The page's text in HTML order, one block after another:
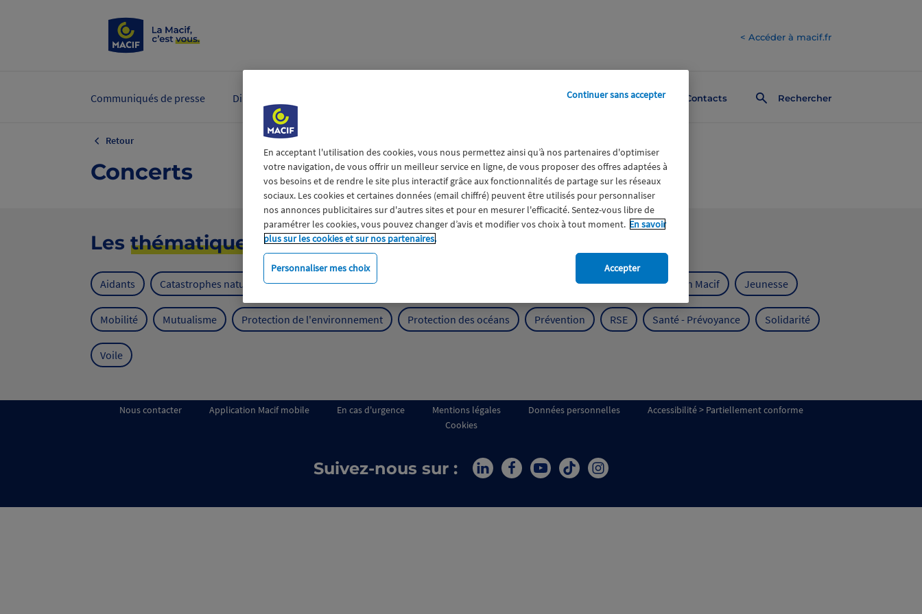
< Accéder à macif.fr
Contacts Rechercher
Communiqués de presse Dirigeants et experts
Retour
Concerts
Les thématiques
Aidants Catastrophes naturelles Climat Engagement Expérience clients Fondation Macif Jeunesse
Mobilité Mutualisme Protection de l'environnement Protection des océans Prévention RSE Santé - Prévoyance Solidarité
Voile
Nous contacter Application Macif mobile En cas d'urgence Mentions légales Données personnelles
Accessibilité > Partiellement conforme
Cookies
Suivez-nous sur :
En acceptant l'utilisation des cookies, vous nous permettez ainsi qu’à nos partenaires d'optimiser
votre navigation, de vous offrir un meilleur service en ligne, de vous proposer des offres adaptées à
vos besoins et de rendre le site plus interactif grâce aux fonctionnalités de partage sur les réseaux
sociaux. Les cookies et certaines données (email chiffré) peuvent être utilisés pour personnaliser
nos annonces publicitaires sur d'autres sites et pour en mesurer l'efficacité. Sentez-vous libre de
paramétrer les cookies, vous pouvez changer d’avis et modifier vos choix à tout moment. En savoir
plus sur les cookies et sur nos partenaires.
Personnaliser mes choix
Continuer sans accepter
Accepter